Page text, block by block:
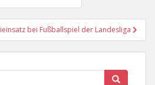
bei Fußballspiel der Landesliga